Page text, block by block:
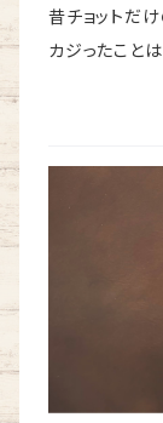
昔チョットだ
カジったこと